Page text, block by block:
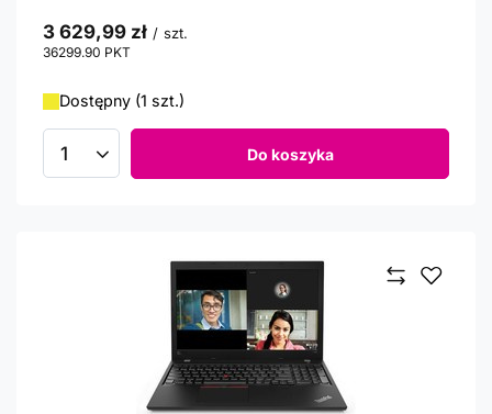
3 629,99 zł / szt.
36299.90 PKT
Dostępny (1 szt.)
Ilość produktów Do koszyka